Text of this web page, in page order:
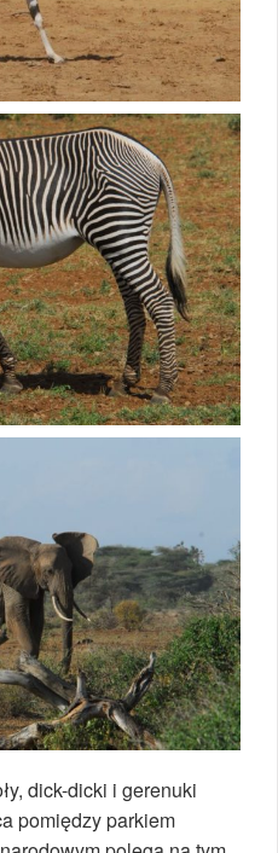
dick-dicki i gerenuki
pomiędzy parkiem